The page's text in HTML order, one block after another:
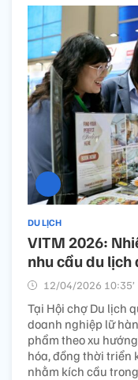
DU LỊCH
VITM 2026:
nhu cầu du lịch
12/04/2026 10:35’
Tại Hội chợ Du lịch
doanh nghiệp lữ
phẩm theo xu
hóa, đồng thời triển
nhằm kích cầu